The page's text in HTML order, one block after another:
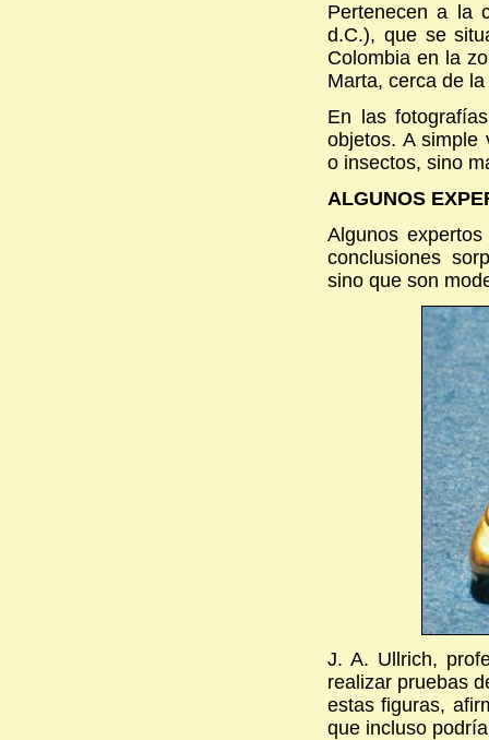
Pertenecen a la
d.C.), que se
Colombia en la
Marta, cerca de
En las
objetos. A simple
o insectos, sino
ALGUNOS
Algunos
conclusiones
sino que son
J. A. Ullrich,
realizar pruebas
estas figuras,
que incluso